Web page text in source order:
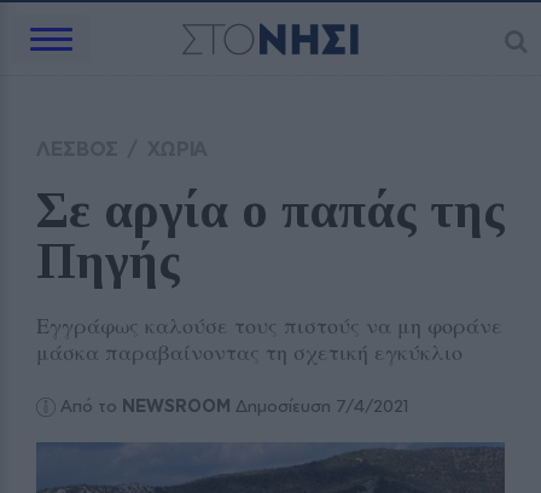
Σε αργία ο παπάς της
Πηγής
Εγγράφως καλούσε τους πιστούς να μη φοράνε
μάσκα παραβαίνοντας τη σχετική εγκύκλιο
Από το NEWSROOM Δημοσίευση 7/4/2021